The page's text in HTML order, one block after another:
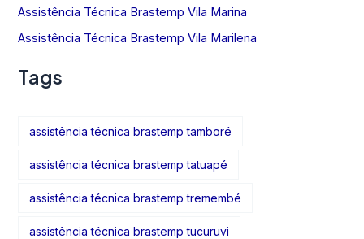
Assistência Técnica Brastemp Vila Marina
Assistência Técnica Brastemp Vila Marilena
Tags
assistência técnica brastemp tamboré
assistência técnica brastemp tatuapé
assistência técnica brastemp tremembé
assistência técnica brastemp tucuruvi